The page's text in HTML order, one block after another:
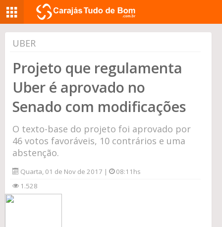
UBER
Projeto que regulamenta
Uber é aprovado no
Senado com modificações
O texto-base do projeto foi aprovado por
46 votos favoráveis, 10 contrários e uma
abstenção.
Quarta, 01 de Nov de 2017 |
08:11hs
1.528